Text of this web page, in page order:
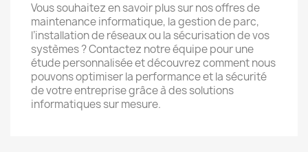
Vous souhaitez en savoir plus sur nos offres de
maintenance informatique, la gestion de parc,
l’installation de réseaux ou la sécurisation de vos
systèmes ? Contactez notre équipe pour une
étude personnalisée et découvrez comment nous
pouvons optimiser la performance et la sécurité
de votre entreprise grâce à des solutions
informatiques sur mesure.